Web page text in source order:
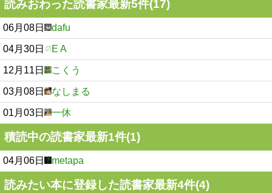
読みおわった読書家最新5件(17)
06月08日 dafu
04月30日 E A
12月11日 こくう
03月08日 なしまる
01月03日 一休
積読中の読書家最新1件(1)
04月06日 metapa
読みたい本に登録した読書家最新4件(4)